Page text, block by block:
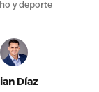
y deporte
Díaz